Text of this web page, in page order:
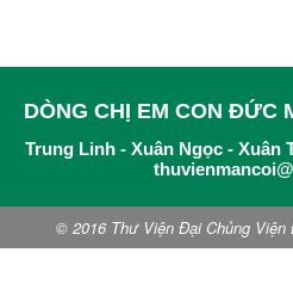
DÒNG CHỊ EM CON ĐỨC
Trung Linh - Xuân Ngọc - Xuân
© 2016 Thư Viện Đại Chủng